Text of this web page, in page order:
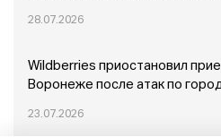
28.07.2026
Wildberries приостановил
Воронеже после атак по
23.07.2026